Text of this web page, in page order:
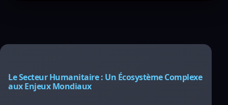
Le Secteur Humanitaire : Un Écosystème Complexe
aux Enjeux Mondiaux